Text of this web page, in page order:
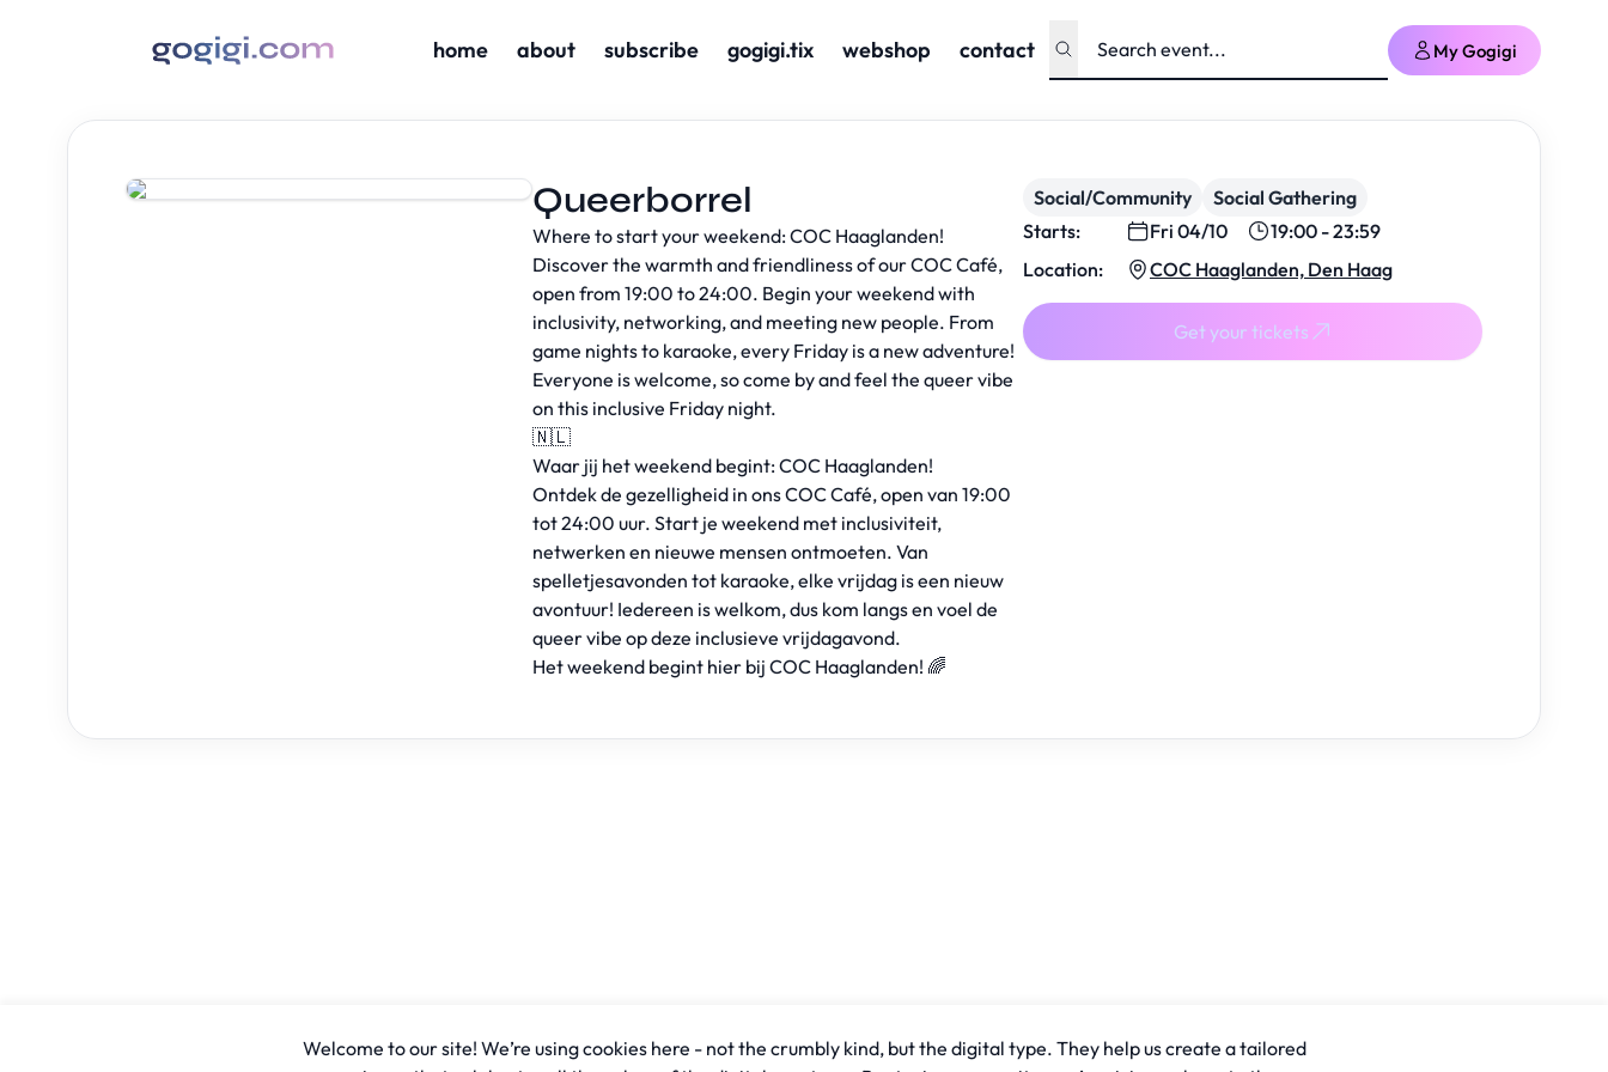
home about subscribe gogigi.tix webshop contact My Gogigi
Queerborrel
Where to start your weekend: COC Haaglanden!
Discover the warmth and friendliness of our COC Café,
open from 19:00 to 24:00. Begin your weekend with
inclusivity, networking, and meeting new people. From
game nights to karaoke, every Friday is a new adventure!
Everyone is welcome, so come by and feel the queer vibe
on this inclusive Friday night.
🇳🇱
Waar jij het weekend begint: COC Haaglanden!
Ontdek de gezelligheid in ons COC Café, open van 19:00
tot 24:00 uur. Start je weekend met inclusiviteit,
netwerken en nieuwe mensen ontmoeten. Van
spelletjesavonden tot karaoke, elke vrijdag is een nieuw
avontuur! Iedereen is welkom, dus kom langs en voel de
queer vibe op deze inclusieve vrijdagavond.
Het weekend begint hier bij COC Haaglanden! 🌈
Social/Community
Social Gathering
Starts:
Fri 04/10
19:00 - 23:59
Location:
COC Haaglanden, Den Haag
Get your tickets
Welcome to our site! We’re using cookies here - not the crumbly kind, but the digital type. They help us create a tailored